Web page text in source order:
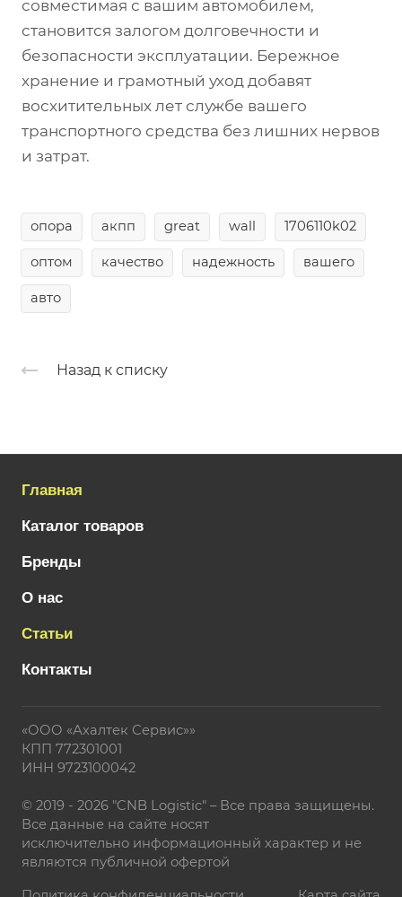
совместимая с вашим автомобилем,
становится залогом долговечности и
безопасности эксплуатации. Бережное
хранение и грамотный уход добавят
восхитительных лет службе вашего
транспортного средства без лишних нервов
и затрат.
опора акпп great wall 1706110k02
оптом качество надежность вашего
авто
Назад к списку
Главная
Каталог товаров
Бренды
О нас
Статьи
Контакты
«ООО «Ахалтек Сервис»»
КПП 772301001
ИНН 9723100042
© 2019 - 2026 "CNB Logistic" – Все права защищены.
Все данные на сайте носят
исключительно информационный характер и не
являются публичной офертой